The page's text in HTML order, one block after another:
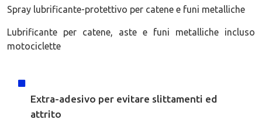
Spray lubrificante-protettivo per catene e funi metalliche
Lubrificante per catene, aste e funi metalliche incluso
motociclette
Extra-adesivo per evitare slittamenti ed
attrito